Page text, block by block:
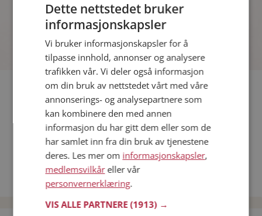
bli medlem.
Fler single
Flere singlekvinner fra Fredrikstad:Barbro
Annelene
Dette nettstedet bruker
informasjonskapsler
Vi bruker informasjonskapsler for å
tilpasse innhold, annonser og analysere
trafikken vår. Vi deler også informasjon
om din bruk av nettstedet vårt med våre
annonserings- og analysepartnere som
kan kombinere den med annen
informasjon du har gitt dem eller som de
har samlet inn fra din bruk av tjenestene
deres. Les mer om informasjonskapsler,
medlemsvilkåreller vår
personvernerklæring.
VIS ALLE PARTNERE(1913) →